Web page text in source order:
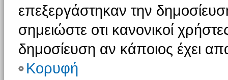
επεξεργάστηκαν την
σημειώστε οτι κανονικοί
δημοσίευση αν κάποιος έχει
Κορυφή